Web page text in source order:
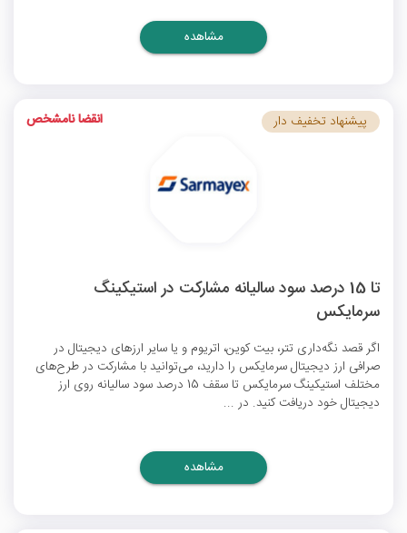
مشاهده
تا 15 درصد سود سالیانه مشارکت در استیکینگ
سرمایکس
اگر قصد نگه‌داری تتر، بیت کوین، اتریوم و یا سایر ارزهای دیجیتال در
صرافی ارز دیجیتال سرمایکس را دارید، می‌توانید با مشارکت در طرح‌های
مختلف استیکینگ سرمایکس تا سقف 15 درصد سود سالیانه روی ارز
دیجیتال خود دریافت کنید. در ...
پیشنهاد تخفیف دار انقضا نامشخص
مشاهده